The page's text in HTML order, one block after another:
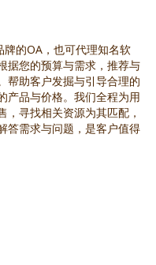
牌的OA，也可代理知名软
据您的预算与需求，推荐与
帮助客户发掘与引导合理的
产品与价格。我们全程为用
，寻找相关资源为其匹配，
答需求与问题，是客户值得